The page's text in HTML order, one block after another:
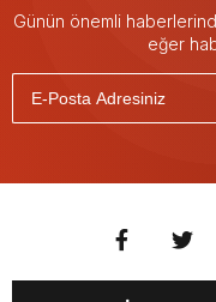
Günün önemli
eğer